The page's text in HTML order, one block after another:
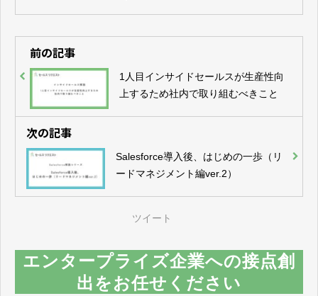
前の記事
1人目インサイドセールスが生産性向
上するため社内で取り組むべきこと
次の記事
Salesforce導入後、はじめの一歩（リ
ードマネジメント編ver.2）
ツイート
エンタープライズ企業への接点創
出をお任せください